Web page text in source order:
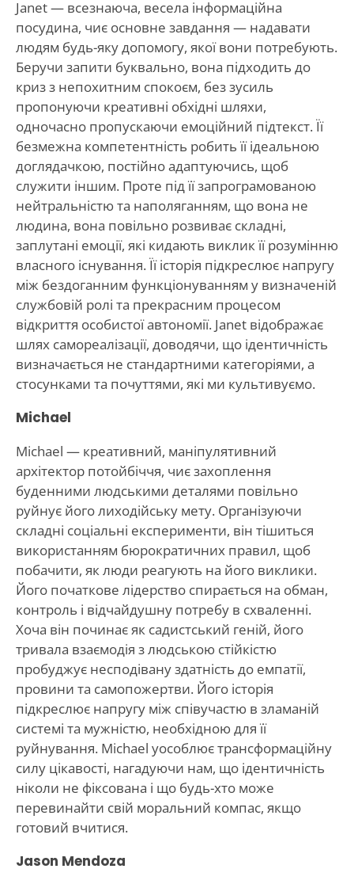
Janet — всезнаюча, весела інформаційна
посудина, чиє основне завдання — надавати
людям будь-яку допомогу, якої вони потребують.
Беручи запити буквально, вона підходить до
криз з непохитним спокоєм, без зусиль
пропонуючи креативні обхідні шляхи,
одночасно пропускаючи емоційний підтекст. Її
безмежна компетентність робить її ідеальною
доглядачкою, постійно адаптуючись, щоб
служити іншим. Проте під її запрограмованою
нейтральністю та наполяганням, що вона не
людина, вона повільно розвиває складні,
заплутані емоції, які кидають виклик її розумінню
власного існування. Її історія підкреслює напругу
між бездоганним функціонуванням у визначеній
службовій ролі та прекрасним процесом
відкриття особистої автономії. Janet відображає
шлях самореалізації, доводячи, що ідентичність
визначається не стандартними категоріями, а
стосунками та почуттями, які ми культивуємо.
Michael
Michael — креативний, маніпулятивний
архітектор потойбіччя, чиє захоплення
буденними людськими деталями повільно
руйнує його лиходійську мету. Організуючи
складні соціальні експерименти, він тішиться
використанням бюрократичних правил, щоб
побачити, як люди реагують на його виклики.
Його початкове лідерство спирається на обман,
контроль і відчайдушну потребу в схваленні.
Хоча він починає як садистський геній, його
тривала взаємодія з людською стійкістю
пробуджує несподівану здатність до емпатії,
провини та самопожертви. Його історія
підкреслює напругу між співучастю в зламаній
системі та мужністю, необхідною для її
руйнування. Michael уособлює трансформаційну
силу цікавості, нагадуючи нам, що ідентичність
ніколи не фіксована і що будь-хто може
перевинайти свій моральний компас, якщо
готовий вчитися.
Jason Mendoza